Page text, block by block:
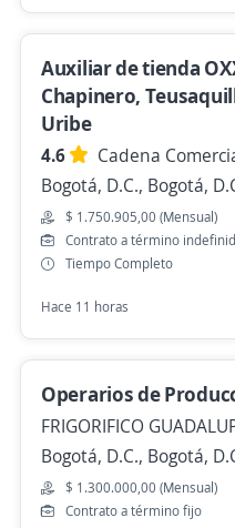
Se precisa Urgente
Auxiliar de
de Tráfico y Control /
Centro de Control
4,6
Manpower
Hace 4 horas
Anterior
Auxiliar de tienda
Chapinero,
Uribe
4.6
Cadena
Bogotá, D.C., Bogotá,
$ 1.750.905,00 (Mensual)
Contrato a término
Tiempo Completo
Hace 11 horas
Operarios de
FRIGORIFICO
Bogotá, D.C., Bogotá,
$ 1.300.000,00 (Mensual)
Contrato a término fijo